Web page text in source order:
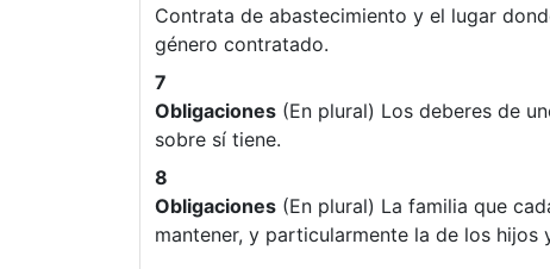
Contrata de abastecimiento y el lugar
género contratado.
7
Obligaciones (En plural) Los deberes de
sobre sí tiene.
8
Obligaciones (En plural) La familia que
mantener, y particularmente la de los hijos